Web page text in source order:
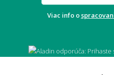
Viac info o